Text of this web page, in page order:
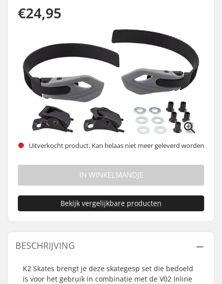
€24,95
Uitverkocht product. Kan helaas niet meer geleverd worden
IN WINKELMANDJE
Bekijk vergelijkbare producten
BESCHRIJVING
K2 Skates brengt je deze skategesp set die bedoeld
is voor het gebruik in combinatie met de V02 Inline